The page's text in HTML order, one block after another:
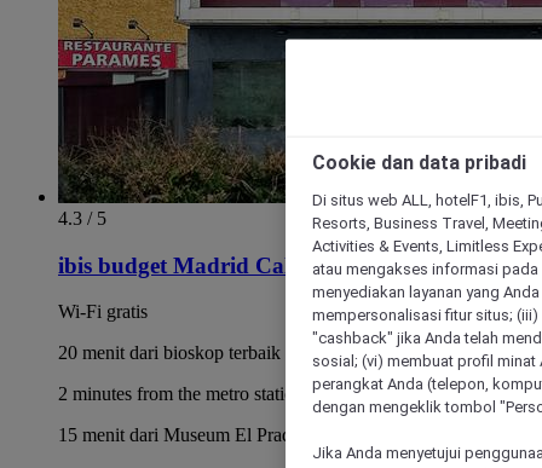
4.3 / 5
ibis budget Madrid Calle 30
Wi-Fi gratis
20 menit dari bioskop terbaik di Madrid
2 minutes from the metro station
15 menit dari Museum El Prado
Cookie dan data pribadi
Di situs web ALL, hotelF1, ibis,
Resorts, Business Travel,
Activities & Events, Limitless
atau mengakses informasi
menyediakan layanan yang
mempersonalisasi fitur situs;
"cashback" jika Anda telah
sosial; (vi) membuat profil
perangkat Anda (telepon,
dengan mengeklik tombol
Jika Anda menyetujui